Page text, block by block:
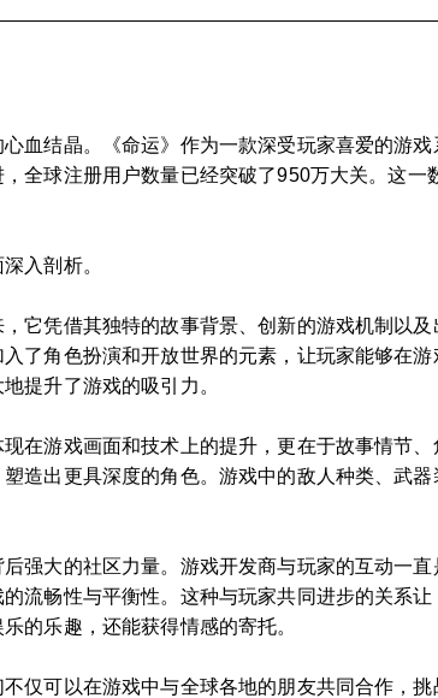
血结晶。《命运》作为一款深受玩家喜爱的游戏
全球注册用户数量已经突破了950万大关。这一
入剖析。
它凭借其独特的故事背景、创新的游戏机制以
了角色扮演和开放世界的元素，让玩家能够在
提升了游戏的吸引力。
在游戏画面和技术上的提升，更在于故事情节
造出更具深度的角色。游戏中的敌人种类、武
强大的社区力量。游戏开发商与玩家的互动一
流畅性与平衡性。这种与玩家共同进步的关系
的乐趣，还能获得情感的寄托。
仅可以在游戏中与全球各地的朋友共同合作，